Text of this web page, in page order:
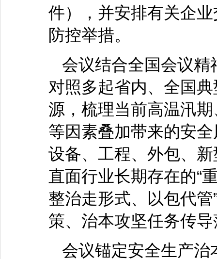
件），并安排有关企
防控举措。
会议结合全国会议
对照多起省内、全国
源，梳理当前高温汛
等因素叠加带来的安
设备、工程、外包、
直面行业长期存在的“
整治走形式、以包代
策、治本攻坚任务传导
会议锚定安全生产治